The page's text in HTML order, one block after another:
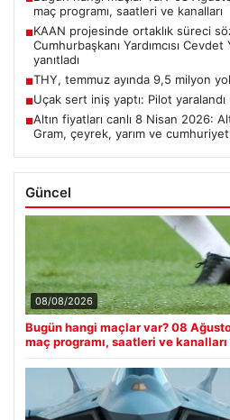
maç programı, saatleri ve kanalları
■KAAN projesinde ortaklık süreci
Cumhurbaşkanı Yardımcısı Cevdet
yanıtladı
■THY, temmuz ayında 9,5 milyon
■Uçak sert iniş yaptı: Pilot yaralandı
■Altın fiyatları canlı 8 Nisan 2026:
Gram, çeyrek, yarım ve cumhuriyet
Güncel
08/08/2026
Bugün hangi maçlar var? 08
maç programı, saatleri ve kanalları